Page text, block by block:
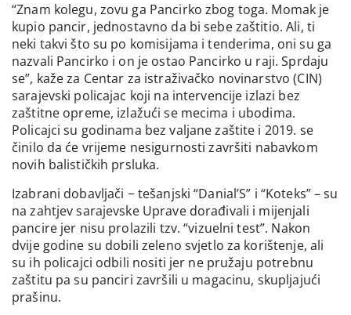
“Znam kolegu, zovu ga Pancirko zbog toga. Momak je
kupio pancir, jednostavno da bi sebe zaštitio. Ali, ti
neki takvi što su po komisijama i tenderima, oni su ga
nazvali Pancirko i on je ostao Pancirko u raji. Sprdaju
se”, kaže za Centar za istraživačko novinarstvo (CIN)
sarajevski policajac koji na intervencije izlazi bez
zaštitne opreme, izlažući se mecima i ubodima.
Policajci su godinama bez valjane zaštite i 2019. se
činilo da će vrijeme nesigurnosti završiti nabavkom
novih balističkih prsluka.
Izabrani dobavljači − tešanjski “Danial’S” i “Koteks” – su
na zahtjev sarajevske Uprave dorađivali i mijenjali
pancire jer nisu prolazili tzv. “vizuelni test”. Nakon
dvije godine su dobili zeleno svjetlo za korištenje, ali
su ih policajci odbili nositi jer ne pružaju potrebnu
zaštitu pa su panciri završili u magacinu, skupljajući
prašinu.